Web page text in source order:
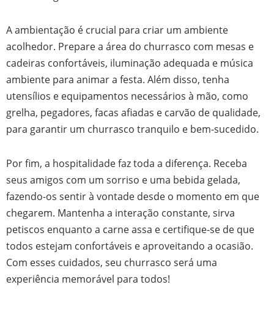
A ambientação é crucial para criar um ambiente
acolhedor. Prepare a área do churrasco com mesas e
cadeiras confortáveis, iluminação adequada e música
ambiente para animar a festa. Além disso, tenha
utensílios e equipamentos necessários à mão, como
grelha, pegadores, facas afiadas e carvão de qualidade,
para garantir um churrasco tranquilo e bem-sucedido.
Por fim, a hospitalidade faz toda a diferença. Receba
seus amigos com um sorriso e uma bebida gelada,
fazendo-os sentir à vontade desde o momento em que
chegarem. Mantenha a interação constante, sirva
petiscos enquanto a carne assa e certifique-se de que
todos estejam confortáveis e aproveitando a ocasião.
Com esses cuidados, seu churrasco será uma
experiência memorável para todos!